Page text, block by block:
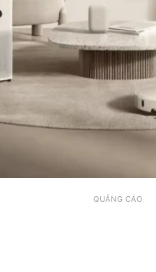
QUẢNG CÁO